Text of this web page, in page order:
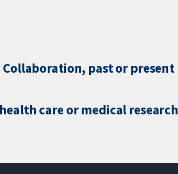
past or present
care or medical research